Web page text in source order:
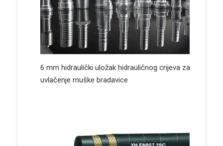
6 mm hidraulički uložak hidrauličnog crijeva za
uvlačenje muške bradavice